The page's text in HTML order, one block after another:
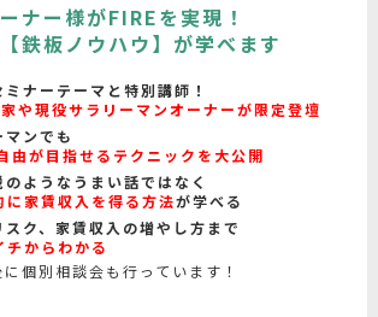
ナー様がFIREを実現！
鉄板ノウハウ】が学べます
ナーテーマと特別講師！
や現役サラリーマンオーナーが限定登壇
ンでも
由が目指せるテクニックを大公開
ようなうまい話ではなく
に家賃収入を得る方法が学べる
スク、家賃収入の増やし方まで
からわかる
個別相談会も行っています！